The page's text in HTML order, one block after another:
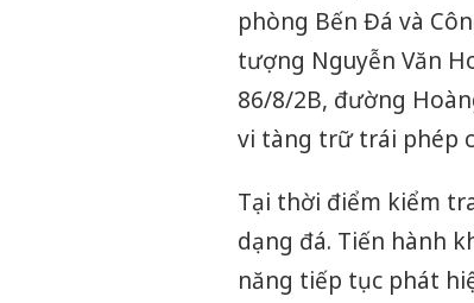
phòng Bến Đá và
tượng Nguyễn Văn
86/8/2B, đường
vi tàng trữ trái phép
Tại thời điểm kiểm
dạng đá. Tiến hành
năng tiếp tục phát